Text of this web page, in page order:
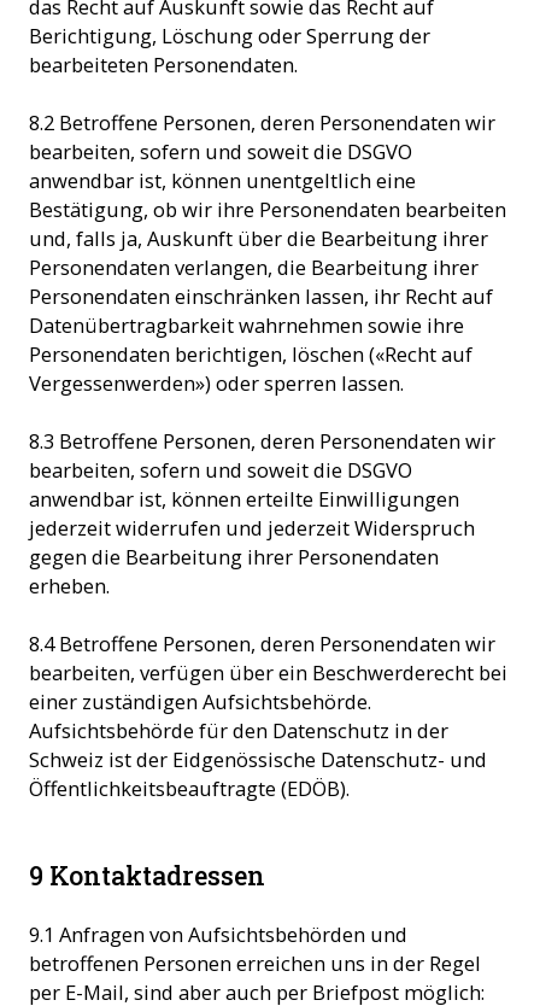
das Recht auf Auskunft sowie das Recht auf
Berichtigung, Löschung oder Sperrung der
bearbeiteten Personendaten.
8.2 Betroffene Personen, deren Personendaten wir
bearbeiten, sofern und soweit die DSGVO
anwendbar ist, können unentgeltlich eine
Bestätigung, ob wir ihre Personendaten bearbeiten
und, falls ja, Auskunft über die Bearbeitung ihrer
Personendaten verlangen, die Bearbeitung ihrer
Personendaten einschränken lassen, ihr Recht auf
Datenübertragbarkeit wahrnehmen sowie ihre
Personendaten berichtigen, löschen («Recht auf
Vergessenwerden») oder sperren lassen.
8.3 Betroffene Personen, deren Personendaten wir
bearbeiten, sofern und soweit die DSGVO
anwendbar ist, können erteilte Einwilligungen
jederzeit widerrufen und jederzeit Widerspruch
gegen die Bearbeitung ihrer Personendaten
erheben.
8.4 Betroffene Personen, deren Personendaten wir
bearbeiten, verfügen über ein Beschwerderecht bei
einer zuständigen Aufsichtsbehörde.
Aufsichtsbehörde für den Datenschutz in der
Schweiz ist der Eidgenössische Datenschutz- und
Öffentlichkeitsbeauftragte (EDÖB).
9 Kontaktadressen
9.1 Anfragen von Aufsichtsbehörden und
betroffenen Personen erreichen uns in der Regel
per E-Mail, sind aber auch per Briefpost möglich: